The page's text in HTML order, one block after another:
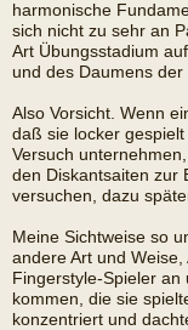
harmonische
sich nicht zu sehr an
Art Übungsstadium
und des Daumens
Also Vorsicht. Wenn
daß sie locker
Versuch
den Diskantsaiten zur
versuchen, dazu
Meine Sichtweise so
andere Art und Weise,
Fingerstyle-Spieler
kommen, die sie
konzentriert und